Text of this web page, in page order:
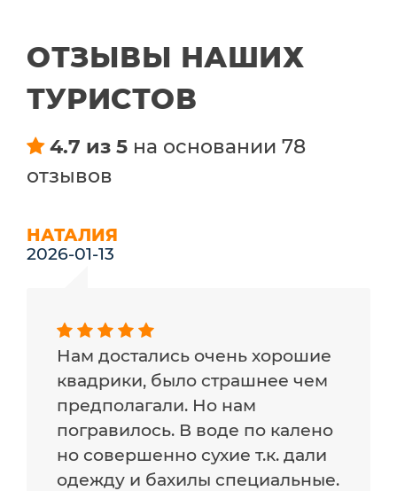
ОТЗЫВЫ НАШИХ
ТУРИСТОВ
4.7 из 5 на основании 78
отзывов
НАТАЛИЯ
2026-01-13
Нам достались очень хорошие
квадрики, было страшнее чем
предполагали. Но нам
погравилось. В воде по калено
но совершенно сухие т.к. дали
одежду и бахилы специальные.